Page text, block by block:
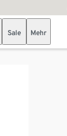
Sale Mehr